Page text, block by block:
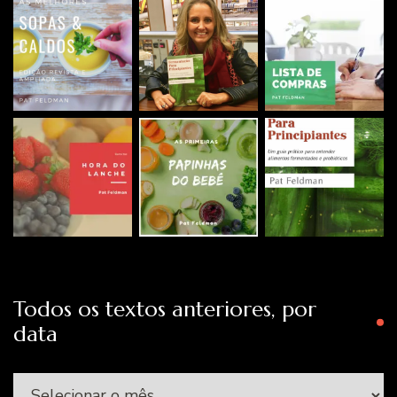
Todos os textos anteriores, por
data
Todos